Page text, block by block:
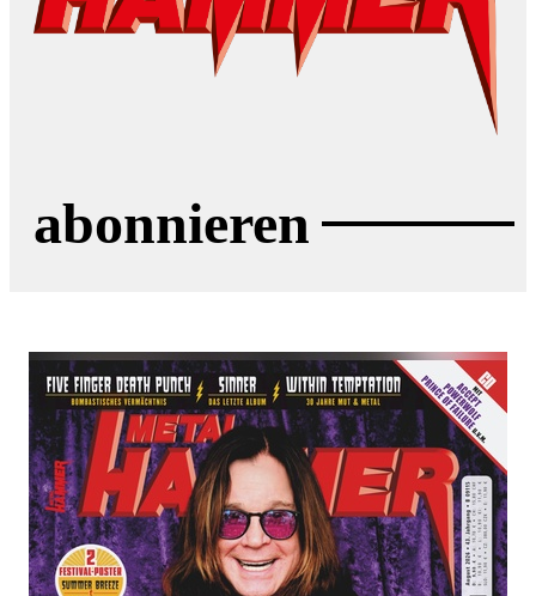
abonnieren